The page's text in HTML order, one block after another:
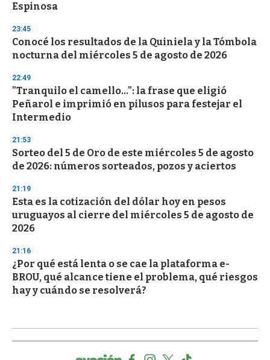
Espinosa
23:45
Conocé los resultados de la Quiniela y la Tómbola
nocturna del miércoles 5 de agosto de 2026
22:49
"Tranquilo el camello...": la frase que eligió
Peñarol e imprimió en pilusos para festejar el
Intermedio
21:53
Sorteo del 5 de Oro de este miércoles 5 de agosto
de 2026: números sorteados, pozos y aciertos
21:19
Esta es la cotización del dólar hoy en pesos
uruguayos al cierre del miércoles 5 de agosto de
2026
21:16
¿Por qué está lenta o se cae la plataforma e-
BROU, qué alcance tiene el problema, qué riesgos
hay y cuándo se resolverá?